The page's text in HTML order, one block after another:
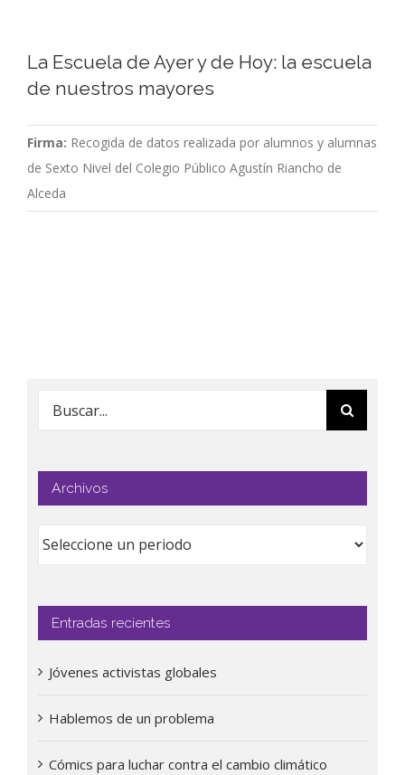
La Escuela de Ayer y de Hoy: la escuela
de nuestros mayores
Firma: Recogida de datos realizada por alumnos y alumnas
de Sexto Nivel del Colegio Público Agustín Riancho de
Alceda
Buscar:
Archivos
Entradas recientes
Jóvenes activistas globales
Hablemos de un problema
Cómics para luchar contra el cambio climático